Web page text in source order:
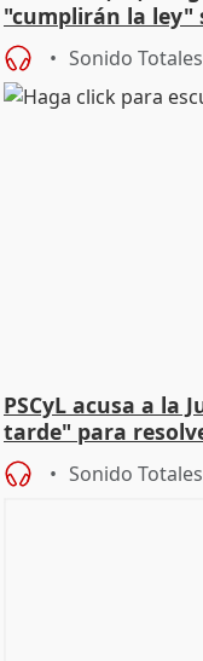
"cumplirán la ley"
Sonido Totales
PSCyL acusa a la
tarde" para
Sonido Totales